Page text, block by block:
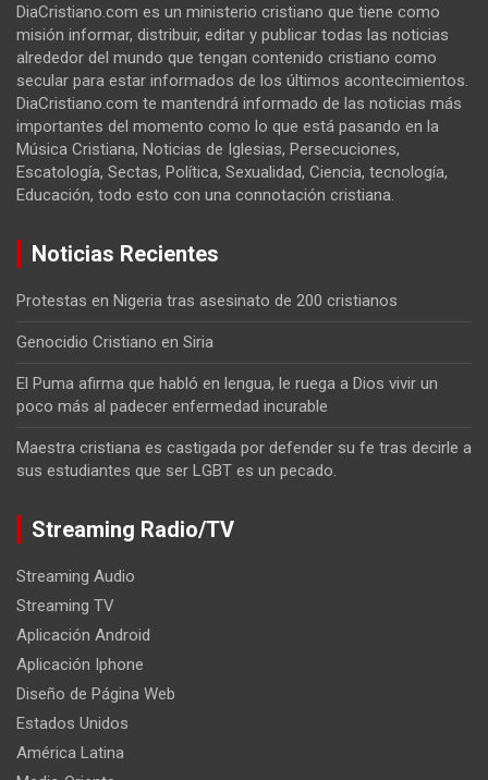
DiaCristiano.com es un ministerio cristiano que tiene como
misión informar, distribuir, editar y publicar todas las noticias
alrededor del mundo que tengan contenido cristiano como
secular para estar informados de los últimos acontecimientos.
DiaCristiano.com te mantendrá informado de las noticias más
importantes del momento como lo que está pasando en la
Música Cristiana, Noticias de Iglesias, Persecuciones,
Escatología, Sectas, Política, Sexualidad, Ciencia, tecnología,
Educación, todo esto con una connotación cristiana.
Noticias Recientes
Protestas en Nigeria tras asesinato de 200 cristianos
Genocidio Cristiano en Siria
El Puma afirma que habló en lengua, le ruega a Dios vivir un
poco más al padecer enfermedad incurable
Maestra cristiana es castigada por defender su fe tras decirle a
sus estudiantes que ser LGBT es un pecado.
Streaming Radio/TV
Streaming Audio
Streaming TV
Aplicación Android
Aplicación Iphone
Diseño de Página Web
Estados Unidos
América Latina